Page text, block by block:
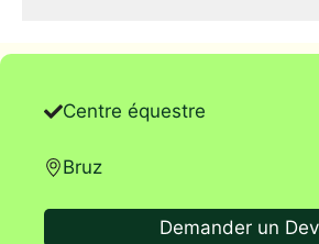
Centre équestre
Bruz
Demander un